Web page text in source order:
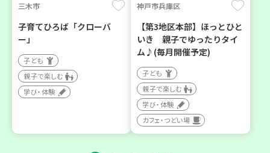
三木市
子育てひろば「クローバ
ー」
子ども
親子で楽しむ
学び・体験
神戸市兵庫区
【第3地区本部】ほっとひと
いき 親子でゆったりタイ
ム♪(毎月開催予定)
子ども
親子で楽しむ
学び・体験
カフェ・つどい場